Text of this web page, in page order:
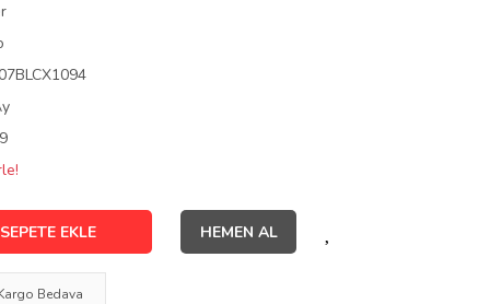
SEPETE EKLE HEMEN AL
Bedava